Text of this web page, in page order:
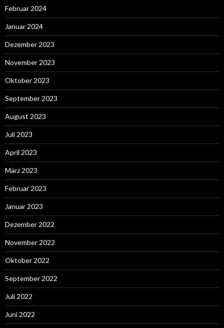
Februar 2024
Januar 2024
Dezember 2023
November 2023
Oktober 2023
September 2023
August 2023
Juli 2023
April 2023
März 2023
Februar 2023
Januar 2023
Dezember 2022
November 2022
Oktober 2022
September 2022
Juli 2022
Juni 2022